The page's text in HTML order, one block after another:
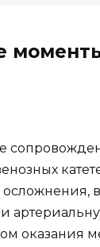
оказания